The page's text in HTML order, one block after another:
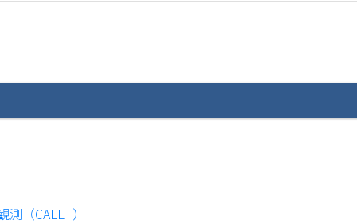
（CALET）